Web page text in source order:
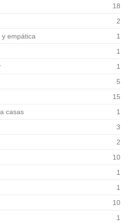
18
2
empática
1
1
1
5
15
casas
1
3
2
10
1
1
10
1